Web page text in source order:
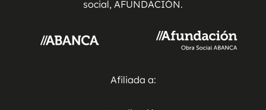
social, AFUNDACIÓN.
Afiliada a: